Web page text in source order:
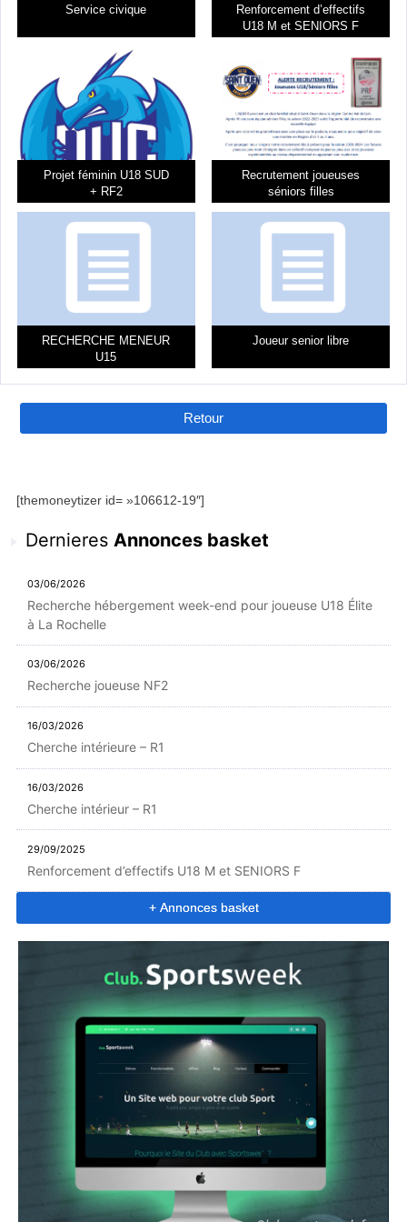
fait pour vous.
Entrainement lesMardis de 18H30 à 20Het lesVendredis de
Pour plus d’information:https://asmr-basket.fr/
E-mail:basketcoach.olhe@gmail.com
[themoneytizer id= »106612-19″]
Service civique
Renforcement d’effectifs
U18 M et SENIORS F
Projet féminin U18 SUD
+ RF2
Recrutement joueuses
séniors filles
RECHERCHE MENEUR
U15
Joueur senior libre
Retour
[themoneytizer id= »106612-19″]
Dernieres Annonces basket
03/06/2026
Recherche hébergement week-end pour joueuse U18 Élite
à La Rochelle
03/06/2026
Recherche joueuse NF2
16/03/2026
Cherche intérieure – R1
16/03/2026
Cherche intérieur – R1
29/09/2025
Renforcement d’effectifs U18 M et SENIORS F
+ Annonces basket